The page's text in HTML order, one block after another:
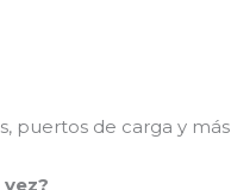
puertos de carga y más